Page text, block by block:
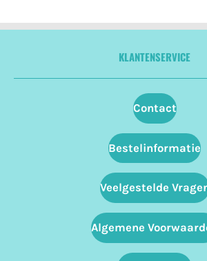
KLANTENSERVICE
Contact
Bestelinformatie
Veelgestelde
Algemene